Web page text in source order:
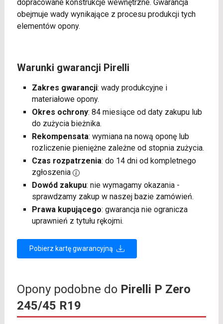
dopracowane konstrukcje wewnętrzne. Gwarancja
obejmuje wady wynikające z procesu produkcji tych
elementów opony.
Warunki gwarancji Pirelli
Zakres gwarancji: wady produkcyjne i
materiałowe opony.
Okres ochrony: 84 miesiące od daty zakupu lub
do zużycia bieżnika.
Rekompensata: wymiana na nową oponę lub
rozliczenie pieniężne zależne od stopnia zużycia.
Czas rozpatrzenia: do 14 dni od kompletnego
zgłoszenia
Dowód zakupu: nie wymagamy okazania -
sprawdzamy zakup w naszej bazie zamówień.
Prawa kupującego: gwarancja nie ogranicza
uprawnień z tytułu rękojmi.
Pobierz kartę gwarancyjną
Opony podobne do Pirelli P Zero
245/45 R19